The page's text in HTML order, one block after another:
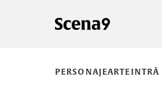
PERSONAJEARTEINTRĂ